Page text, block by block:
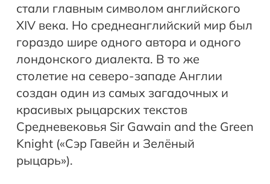
стали главным символом английского
XIV века. Но среднеанглийский мир был
гораздо шире одного автора и одного
лондонского диалекта. В то же
столетие на северо-западе Англии
создан один из самых загадочных и
красивых рыцарских текстов
Средневековья Sir Gawain and the Green
Knight («Сэр Гавейн и Зелёный
рыцарь»).